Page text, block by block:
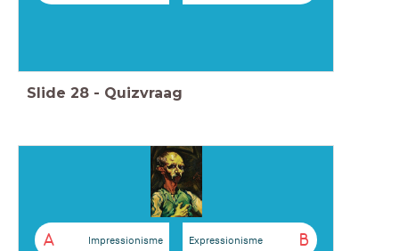
Slide 28 - Quizvraag
A Impressionisme B
Expressionisme